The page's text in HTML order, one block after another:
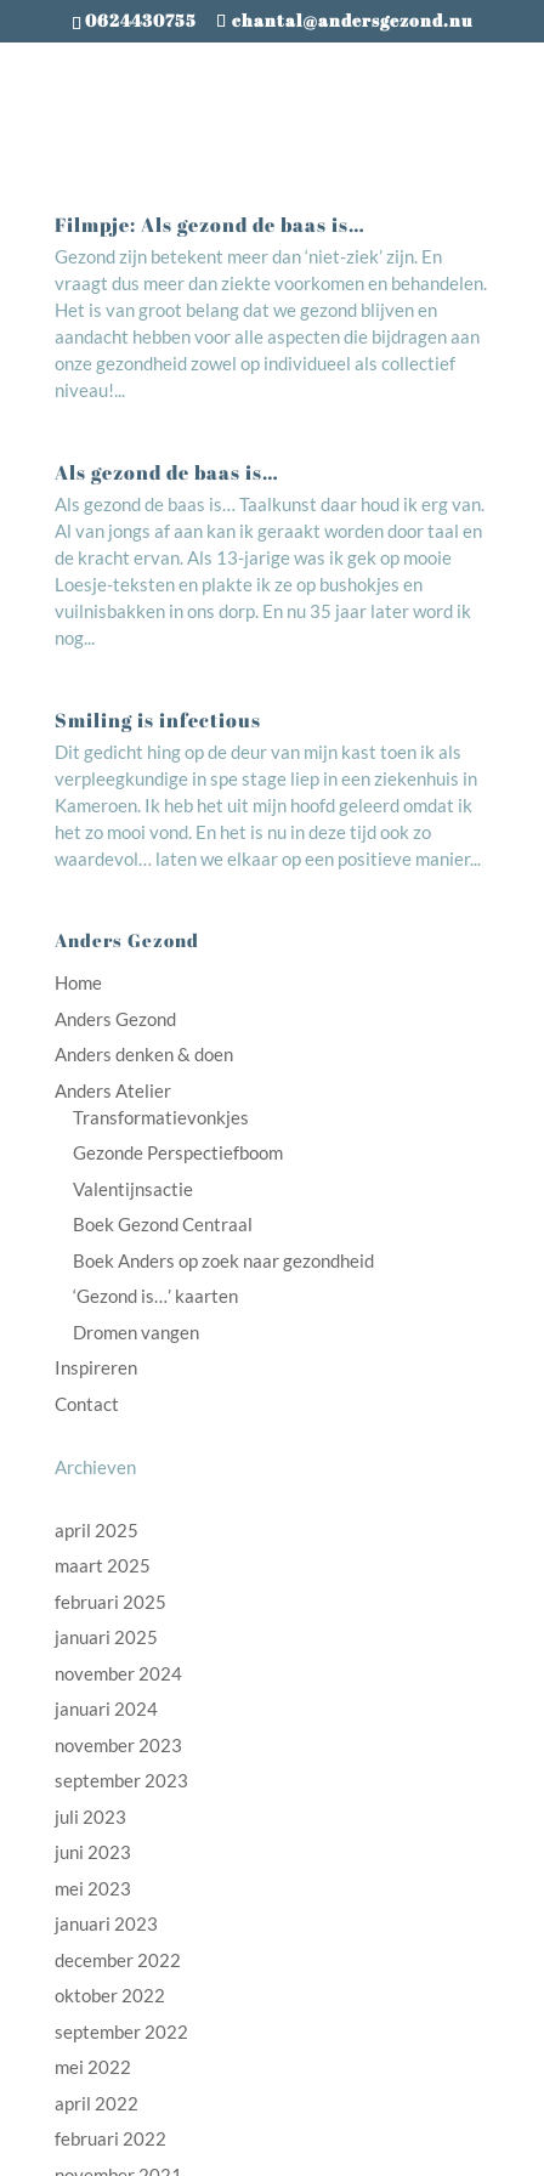
0624430755 chantal@andersgezond.nu
Filmpje: Als gezond de baas is…
Gezond zijn betekent meer dan ‘niet-ziek’ zijn. En
vraagt dus meer dan ziekte voorkomen en behandelen.
Het is van groot belang dat we gezond blijven en
aandacht hebben voor alle aspecten die bijdragen aan
onze gezondheid zowel op individueel als collectief
niveau!...
Als gezond de baas is…
Als gezond de baas is… Taalkunst daar houd ik erg van.
Al van jongs af aan kan ik geraakt worden door taal en
de kracht ervan. Als 13-jarige was ik gek op mooie
Loesje-teksten en plakte ik ze op bushokjes en
vuilnisbakken in ons dorp. En nu 35 jaar later word ik
nog...
Smiling is infectious
Dit gedicht hing op de deur van mijn kast toen ik als
verpleegkundige in spe stage liep in een ziekenhuis in
Kameroen. Ik heb het uit mijn hoofd geleerd omdat ik
het zo mooi vond. En het is nu in deze tijd ook zo
waardevol… laten we elkaar op een positieve manier...
Anders Gezond
Home
Anders Gezond
Anders denken & doen
Anders Atelier
Transformatievonkjes
Gezonde Perspectiefboom
Valentijnsactie
Boek Gezond Centraal
Boek Anders op zoek naar gezondheid
‘Gezond is…’ kaarten
Dromen vangen
Inspireren
Contact
Archieven
april 2025
maart 2025
februari 2025
januari 2025
november 2024
januari 2024
november 2023
september 2023
juli 2023
juni 2023
mei 2023
januari 2023
december 2022
oktober 2022
september 2022
mei 2022
april 2022
februari 2022